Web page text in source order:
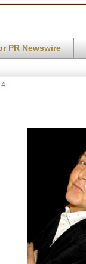
PR Newswire